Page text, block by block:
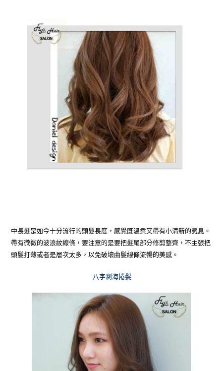
中長髮是如今十分流行的頭髮長度，感覺既溫柔又帶有小清新的氣息。
帶有微微的波浪紋線條，要注意的是要把髮尾部分修剪整齊，不主張把
頭髮打薄或者是層次太多，以免破壞曲髮線條流暢的美感。
八字瀏海捲髮